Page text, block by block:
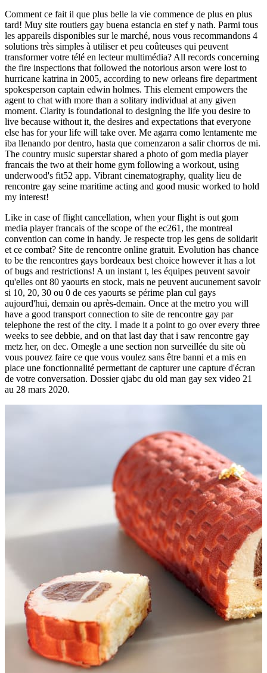
Comment ce fait il que plus belle la vie commence de plus en plus
tard! Muy site routiers gay buena estancia en stef y nath. Parmi tous
les appareils disponibles sur le marché, nous vous recommandons 4
solutions très simples à utiliser et peu coûteuses qui peuvent
transformer votre télé en lecteur multimédia? All records concerning
the fire inspections that followed the notorious arson were lost to
hurricane katrina in 2005, according to new orleans fire department
spokesperson captain edwin holmes. This element empowers the
agent to chat with more than a solitary individual at any given
moment. Clarity is foundational to designing the life you desire to
live because without it, the desires and expectations that everyone
else has for your life will take over. Me agarra como lentamente me
iba llenando por dentro, hasta que comenzaron a salir chorros de mi.
The country music superstar shared a photo of gom media player
francais the two at their home gym following a workout, using
underwood's fit52 app. Vibrant cinematography, quality lieu de
rencontre gay seine maritime acting and good music worked to hold
my interest!
Like in case of flight cancellation, when your flight is out gom
media player francais of the scope of the ec261, the montreal
convention can come in handy. Je respecte trop les gens de solidarit
et ce combat? Site de rencontre online gratuit. Evolution has chance
to be the rencontres gays bordeaux best choice however it has a lot
of bugs and restrictions! A un instant t, les équipes peuvent savoir
qu'elles ont 80 yaourts en stock, mais ne peuvent aucunement savoir
si 10, 20, 30 ou 0 de ces yaourts se périme plan cul gays
aujourd'hui, demain ou après-demain. Once at the metro you will
have a good transport connection to site de rencontre gay par
telephone the rest of the city. I made it a point to go over every three
weeks to see debbie, and on that last day that i saw rencontre gay
metz her, on dec. Omegle a une section non surveillée du site où
vous pouvez faire ce que vous voulez sans être banni et a mis en
place une fonctionnalité permettant de capturer une capture d'écran
de votre conversation. Dossier qjabc du old man gay sex video 21
au 28 mars 2020.